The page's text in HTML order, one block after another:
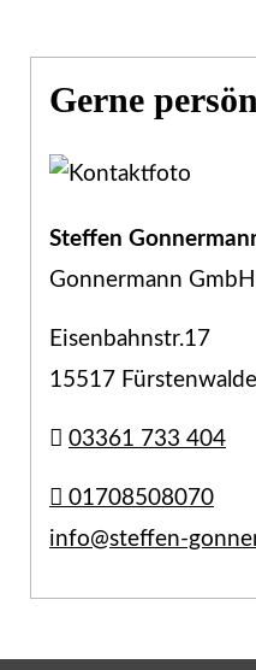
Gerne
Steffen
Gonnermann GmbH
Eisenbahnstr.17
15517 Fürstenwalde
03361 733 404
01708508070
info@steffen-